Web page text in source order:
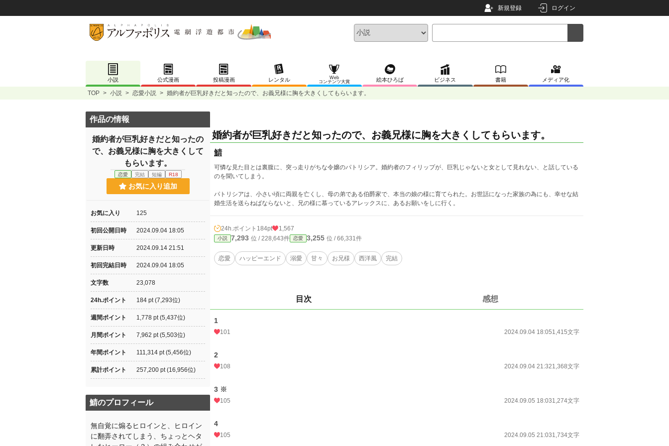
新規登録 ログイン
小説 公式漫画 投稿漫画 レンタル
Web
コンテンツ大賞
絵本ひろば ビジネス 書籍 メディア化
TOP > 小説 > 恋愛小説 > 婚約者が巨乳好きだと知ったので、お義兄様に胸を大きくしてもらいます。
婚約者が巨乳好きだと知ったので、お義兄様に胸を大きくしてもらいます。
鯖
可憐な見た目とは裏腹に、突っ走りがちな令嬢のパトリシア。婚約者のフィリップが、巨乳じゃないと女として見れない、と話している
のを聞いてしまう。
パトリシアは、小さい頃に両親を亡くし、母の弟である伯爵家で、本当の娘の様に育てられた。お世話になった家族の為にも、幸せな結
婚生活を送らねばならないと、兄の様に慕っているアレックスに、あるお願いをしに行く。
24h.ポイント 184pt 1,567
小説 7,293 位 / 228,643件 恋愛 3,255 位 / 66,331件
恋愛 ハッピーエンド 溺愛 甘々 お兄様 西洋風 完結
目次 感想
1
101 2024.09.04 18:051,415文字
2
108 2024.09.04 21:321,368文字
3 ※
105 2024.09.05 18:031,274文字
4
105 2024.09.05 21:031,734文字
作品の情報
婚約者が巨乳好きだと知ったの
で、お義兄様に胸を大きくして
もらいます。
恋愛 完結 短編 R18
お気に入り追加
お気に入り 125
初回公開日時 2024.09.04 18:05
更新日時 2024.09.14 21:51
初回完結日時 2024.09.04 18:05
文字数 23,078
24h.ポイント 184 pt (7,293位)
週間ポイント 1,778 pt (5,437位)
月間ポイント 7,962 pt (5,503位)
年間ポイント 111,314 pt (5,456位)
累計ポイント 257,200 pt (16,956位)
鯖のプロフィール
無自覚に煽るヒロインと、ヒロイン
に翻弄されてしまう、ちょっとヘタ